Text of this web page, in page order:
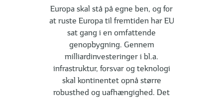
Europa skal stå på egne ben, og for
at ruste Europa til fremtiden har EU
sat gang i en omfattende
genopbygning. Gennem
milliardinvesteringer i bl.a.
infrastruktur, forsvar og teknologi
skal kontinentet opnå større
robusthed og uafhængighed. Det